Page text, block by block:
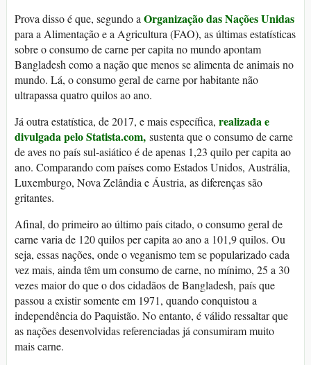
Prova disso é que, segundo a Organização das Nações Unidas
para a Alimentação e a Agricultura (FAO), as últimas estatísticas
sobre o consumo de carne per capita no mundo apontam
Bangladesh como a nação que menos se alimenta de animais no
mundo. Lá, o consumo geral de carne por habitante não
ultrapassa quatro quilos ao ano.
Já outra estatística, de 2017, e mais específica, realizada e
divulgada pelo Statista.com, sustenta que o consumo de carne
de aves no país sul-asiático é de apenas 1,23 quilo per capita ao
ano. Comparando com países como Estados Unidos, Austrália,
Luxemburgo, Nova Zelândia e Áustria, as diferenças são
gritantes.
Afinal, do primeiro ao último país citado, o consumo geral de
carne varia de 120 quilos per capita ao ano a 101,9 quilos. Ou
seja, essas nações, onde o veganismo tem se popularizado cada
vez mais, ainda têm um consumo de carne, no mínimo, 25 a 30
vezes maior do que o dos cidadãos de Bangladesh, país que
passou a existir somente em 1971, quando conquistou a
independência do Paquistão. No entanto, é válido ressaltar que
as nações desenvolvidas referenciadas já consumiram muito
mais carne.